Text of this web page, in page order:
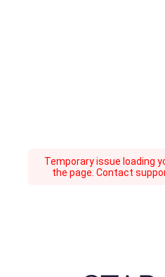
Temporary issue loading
the page. Contact